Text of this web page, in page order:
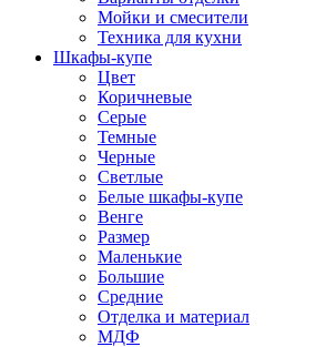
Мойки и смесители
Техника для кухни
Шкафы-купе
Цвет
Коричневые
Серые
Темные
Черные
Светлые
Белые шкафы-купе
Венге
Размер
Маленькие
Большие
Средние
Отделка и материал
МДФ